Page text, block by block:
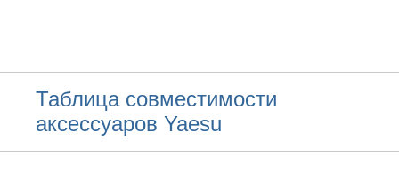
Таблица совместимости
аксессуаров Yaesu